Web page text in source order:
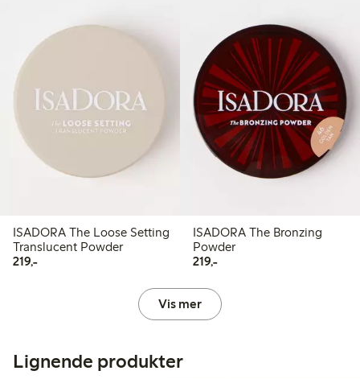
ISADORA The Loose Setting
Translucent Powder
219,-219,00 kr
ISADORA The Bronzing
Powder
219,-219,00 kr
Vis mer
Lignende produkter